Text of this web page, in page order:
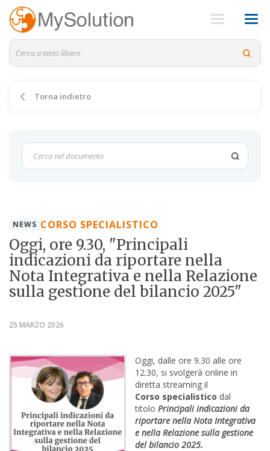
Torna indietro
NEWS CORSO SPECIALISTICO
Oggi, ore 9.30, "Principali
indicazioni da riportare nella
Nota Integrativa e nella Relazione
sulla gestione del bilancio 2025"
25 MARZO 2026
Oggi, dalle ore 9.30 alle ore
12.30, si svolgerà online in
diretta streaming il
Corso specialistico dal
titolo Principali indicazioni da
riportare nella Nota Integrativa
e nella Relazione sulla gestione
del bilancio 2025.